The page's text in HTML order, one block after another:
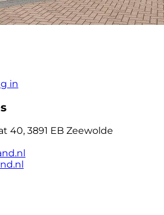
in
40, 3891 EB Zeewolde